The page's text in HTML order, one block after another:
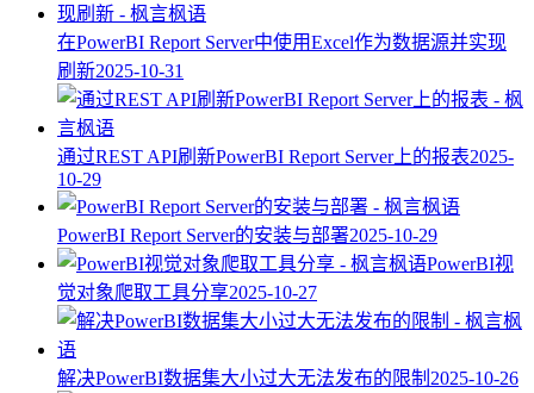
在PowerBI Report Server中使用Excel作为数据源并实现
刷新2025-10-31
通过REST API刷新PowerBI Report Server上的报表2025-
10-29
PowerBI Report Server的安装与部署2025-10-29
PowerBI视
觉对象爬取工具分享2025-10-27
解决PowerBI数据集大小过大无法发布的限制 2025-10-26